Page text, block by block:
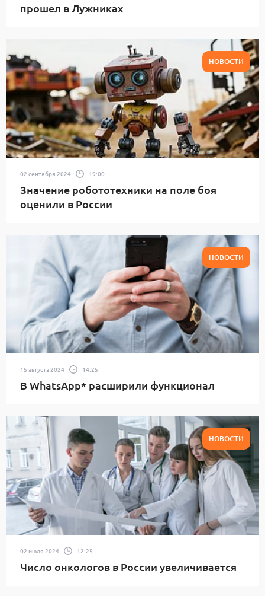
прошел в Лужниках
НОВОСТИ
02 сентября 2024 19:00
Значение робототехники на поле боя
оценили в России
НОВОСТИ
15 августа 2024 14:25
В WhatsApp* расширили функционал
НОВОСТИ
02 июля 2024 12:25
Число онкологов в России увеличивается